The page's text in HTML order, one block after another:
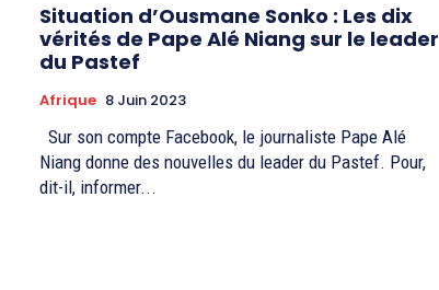
Situation d’Ousmane Sonko : Les dix
vérités de Pape Alé Niang sur le leader
du Pastef
Afrique 8 Juin 2023
Sur son compte Facebook, le journaliste Pape Alé
Niang donne des nouvelles du leader du Pastef. Pour,
dit-il, informer...